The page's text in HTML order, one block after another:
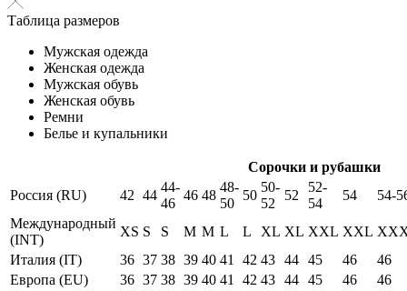
Таблица размеров
Мужская одежда
Женская одежда
Мужская обувь
Женская обувь
Ремни
Белье и купальники
Сорочки и рубашки
Россия (RU)
42 44
44-
46
46 48
48-
50
50
50-
52
52
52-
54
54
54-
Международный
(INT)
XS S S M M L L XL XL XXL XXL
Италия (IT)
36 37 38 39 40 41 42 43 44 45 46
46
Европа (EU)
36 37 38 39 40 41 42 43 44 45 46
46